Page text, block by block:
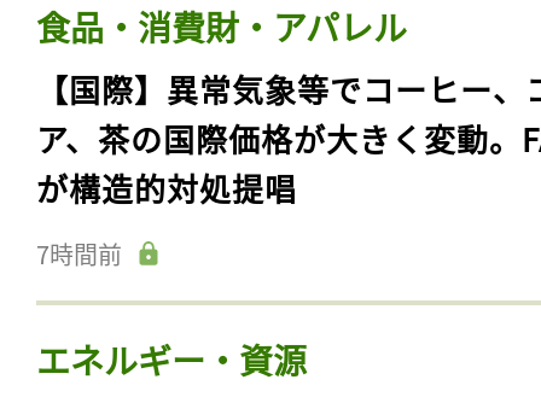
食品・消費財・アパレル
【国際】異常気象等でコーヒー、
ア、茶の国際価格が大きく変動。
が構造的対処提唱
7時間前
エネルギー・資源